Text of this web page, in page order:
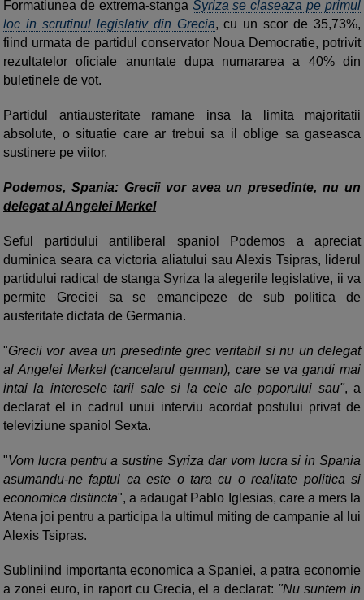
Formatiunea de extrema-stanga Syriza se claseaza pe primul
loc in scrutinul legislativ din Grecia, cu un scor de 35,73%,
fiind urmata de partidul conservator Noua Democratie, potrivit
rezultatelor oficiale anuntate dupa numararea a 40% din
buletinele de vot.
Partidul antiausteritate ramane insa la limita majoritatii
absolute, o situatie care ar trebui sa il oblige sa gaseasca
sustinere pe viitor.
Podemos, Spania: Grecii vor avea un presedinte, nu un
delegat al Angelei Merkel
Seful partidului antiliberal spaniol Podemos a apreciat
duminica seara ca victoria aliatului sau Alexis Tsipras, liderul
partidului radical de stanga Syriza la alegerile legislative, ii va
permite Greciei sa se emancipeze de sub politica de
austeritate dictata de Germania.
"Grecii vor avea un presedinte grec veritabil si nu un delegat
al Angelei Merkel (cancelarul german), care se va gandi mai
intai la interesele tarii sale si la cele ale poporului sau", a
declarat el in cadrul unui interviu acordat postului privat de
televiziune spaniol Sexta.
"Vom lucra pentru a sustine Syriza dar vom lucra si in Spania
asumandu-ne faptul ca este o tara cu o realitate politica si
economica distincta", a adaugat Pablo Iglesias, care a mers la
Atena joi pentru a participa la ultimul miting de campanie al lui
Alexis Tsipras.
Subliniind importanta economica a Spaniei, a patra economie
a zonei euro, in raport cu Grecia, el a declarat: "Nu suntem in